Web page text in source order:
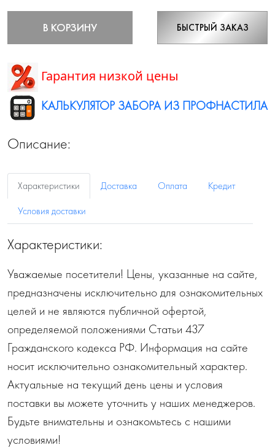
В КОРЗИНУ БЫСТРЫЙ ЗАКАЗ
Гарантия низкой цены
КАЛЬКУЛЯТОР ЗАБОРА ИЗ ПРОФНАСТИЛА
Описание:
Характеристики Доставка Оплата
Кредит
Условия доставки
Характеристики:
Уважаемые посетители! Цены, указанные на сайте,
предназначены исключительно для ознакомительных
целей и не являются публичной офертой,
определяемой положениями Статьи 437
Гражданского кодекса РФ. Информация на сайте
носит исключительно ознакомительный характер.
Актуальные на текущий день цены и условия
поставки вы можете уточнить у наших менеджеров.
Будьте внимательны и ознакомьтесь с нашими
условиями!